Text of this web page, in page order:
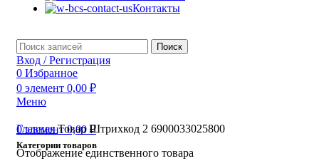
Контакты
Поиск
Вход / Регистрация
0 Избранное
0 элемент 0,00 ₽
Меню
0элемент 0,00₽
ГлавнаяТовар Штрихкод 2 6900033025800
Отображение единственного товара
Категории товаров